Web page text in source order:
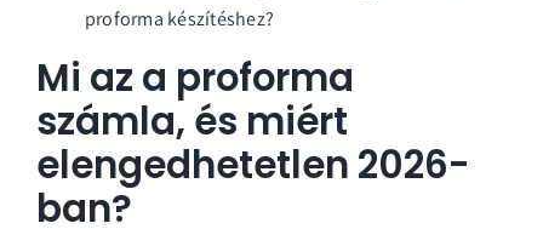
proforma készítéshez?
Mi az a proforma
számla, és miért
elengedhetetlen 2026-
ban?